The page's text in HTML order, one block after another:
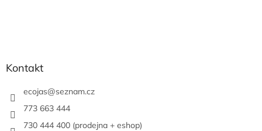
Kontakt
ecojas@seznam.cz
773 663 444
730 444 400 (prodejna + eshop)